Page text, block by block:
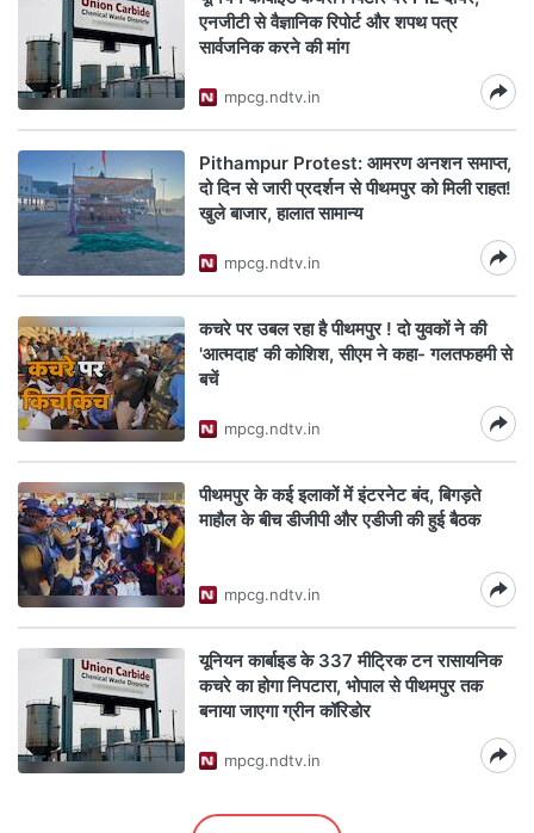
एनजीटी से वैज्ञानिक रिपोर्ट और शपथ पत्र
सार्वजनिक करने की मांग
mpcg.ndtv.in
Pithampur Protest: आमरण अनशन समाप्त,
दो दिन से जारी प्रदर्शन से पीथमपुर को मिली राहत!
खुले बाजार, हालात सामान्य
mpcg.ndtv.in
कचरे पर उबल रहा है पीथमपुर ! दो युवकों ने की
'आत्मदाह' की कोशिश, सीएम ने कहा- गलतफहमी से
बचें
mpcg.ndtv.in
पीथमपुर के कई इलाकों में इंटरनेट बंद, बिगड़ते
माहौल के बीच डीजीपी और एडीजी की हुई बैठक
mpcg.ndtv.in
यूनियन कार्बाइड के 337 मीट्रिक टन रासायनिक
कचरे का होगा निपटारा, भोपाल से पीथमपुर तक
बनाया जाएगा ग्रीन कॉरिडोर
mpcg.ndtv.in